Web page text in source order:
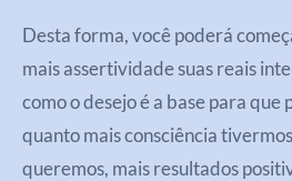
Desta forma, você poderá
mais assertividade suas reais
como o desejo é a base para que
quanto mais consciência
queremos, mais resultados